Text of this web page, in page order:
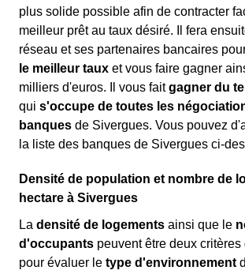
plus solide possible afin de contracter
meilleur prêt au taux désiré. Il fera
réseau et ses partenaires bancaires
le meilleur taux et vous faire gagner
milliers d'euros. Il vous faitgagner du
qui s'occupe de toutes les
banques de Sivergues. Vous pouvez
la liste des banques de Sivergues ci-
Densité de population et nombre de
hectare à Sivergues
La densité de logements ainsi que le
d'occupants peuvent être deux
pour évaluer le type d'environnement